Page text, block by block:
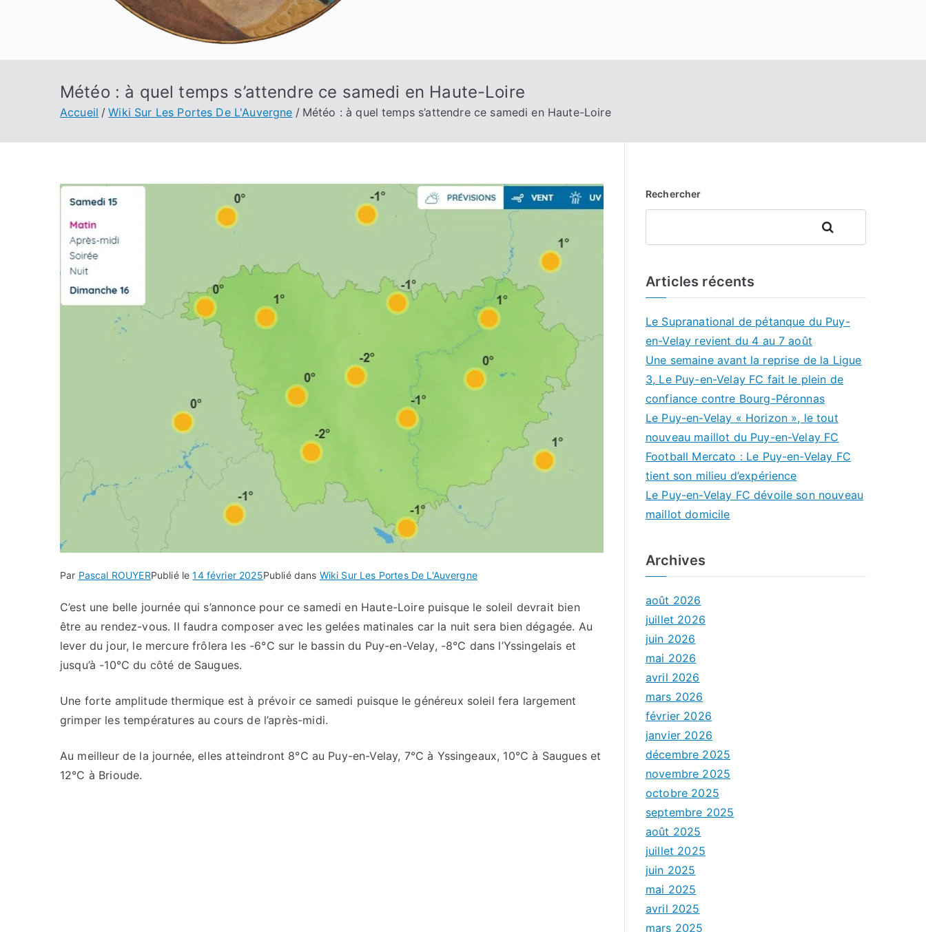
Météo : à quel temps s’attendre ce samedi en Haute-Loire
Accueil Wiki Sur Les Portes De L'Auvergne Météo : à quel temps s’attendre ce samedi en Haute-Loire
Par Pascal ROUYERPublié le14 février 2025Publié dans Wiki Sur Les Portes De L'Auvergne
C’est une belle journée qui s’annonce pour ce samedi en Haute-Loire puisque le soleil devrait bien
être au rendez-vous. Il faudra composer avec les gelées matinales car la nuit sera bien dégagée. Au
lever du jour, le mercure frôlera les -6°C sur le bassin du Puy-en-Velay, -8°C dans l’Yssingelais et
jusqu’à -10°C du côté de Saugues.
Une forte amplitude thermique est à prévoir ce samedi puisque le généreux soleil fera largement
grimper les températures au cours de l’après-midi.
Au meilleur de la journée, elles atteindront 8°C au Puy-en-Velay, 7°C à Yssingeaux, 10°C à Saugues et
12°C à Brioude.
Rechercher
Rechercher
Articles récents
Le Supranational de pétanque du Puy-
en-Velay revient du 4 au 7 août
Une semaine avant la reprise de la Ligue
3, Le Puy-en-Velay FC fait le plein de
confiance contre Bourg-Péronnas
Le Puy-en-Velay « Horizon », le tout
nouveau maillot du Puy-en-Velay FC
Football Mercato : Le Puy-en-Velay FC
tient son milieu d’expérience
Le Puy-en-Velay FC dévoile son nouveau
maillot domicile
Archives
août 2026
juillet 2026
juin 2026
mai 2026
avril 2026
mars 2026
février 2026
janvier 2026
décembre 2025
novembre 2025
octobre 2025
septembre 2025
août 2025
juillet 2025
juin 2025
mai 2025
avril 2025
mars 2025